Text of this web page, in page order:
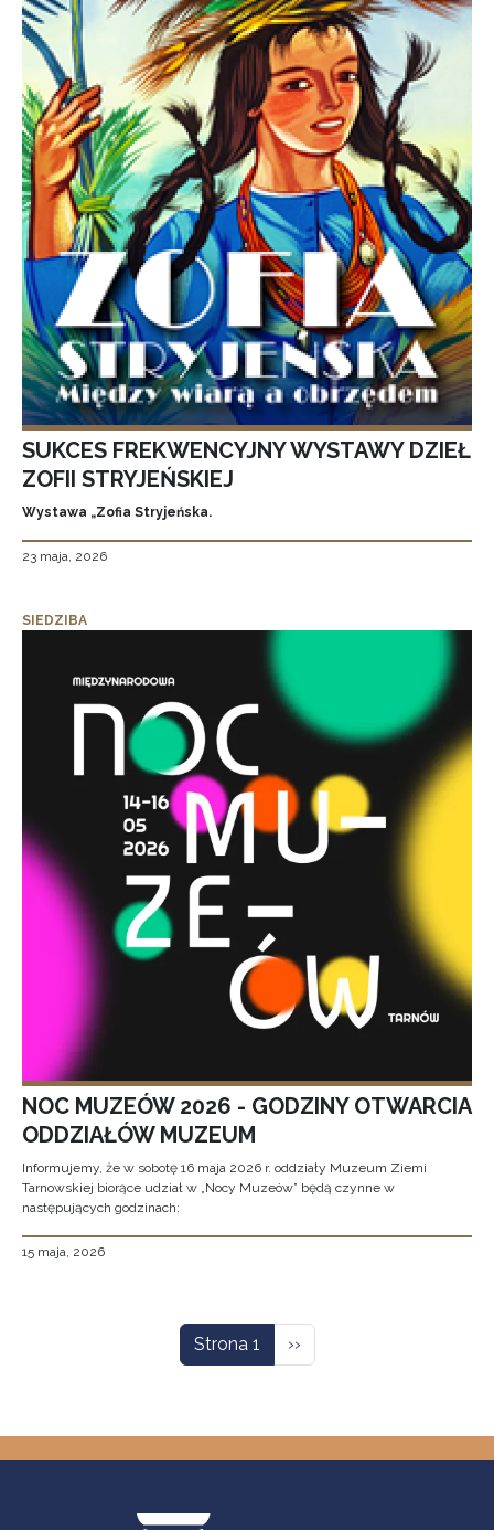
SUKCES FREKWENCYJNY WYSTAWY DZIEŁ
ZOFII STRYJEŃSKIEJ
Wystawa „Zofia Stryjeńska.
23 maja, 2026
SIEDZIBA
NOC MUZEÓW 2026 - GODZINY OTWARCIA
ODDZIAŁÓW MUZEUM
Informujemy, że w sobotę 16 maja 2026 r. oddziały Muzeum Ziemi
Tarnowskiej biorące udział w „Nocy Muzeów” będą czynne w
następujących godzinach:
15 maja, 2026
Strona 1 Następna strona
››